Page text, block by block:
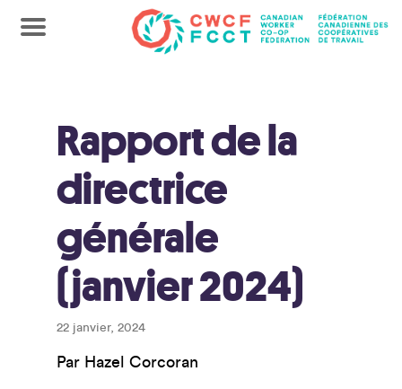
Rapport de la
directrice
générale
(janvier 2024)
22 janvier, 2024
Par Hazel Corcoran